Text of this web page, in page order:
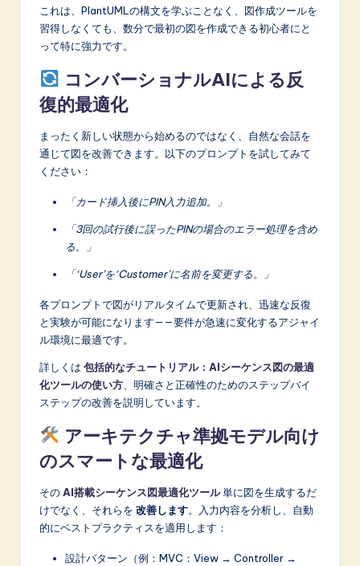
これは、PlantUMLの構文を学ぶことなく、図作成ツールを
習得しなくても、数分で最初の図を作成できる初心者にと
って特に強力です。
コンバーショナルAIによる反
復的最適化
まったく新しい状態から始めるのではなく、自然な会話を
通じて図を改善できます。以下のプロンプトを試してみて
ください：
「カード挿入後にPIN入力追加。」
「3回の試行後に誤ったPINの場合のエラー処理を含め
る。」
「‘User’を‘Customer’に名前を変更する。」
各プロンプトで図がリアルタイムで更新され、迅速な反復
と実験が可能になります——要件が急速に変化するアジャイ
ル環境に最適です。
詳しくは 包括的なチュートリアル：AIシーケンス図の最適
化ツールの使い方 、明確さと正確性のためのステップバイ
ステップの改善を説明しています。
アーキテクチャ準拠モデル向け
のスマートな最適化
そのAI搭載シーケンス図最適化ツール単に図を生成するだ
けでなく、それらを 改善します。入力内容を分析し、自動
的にベストプラクティスを適用します：
設計パターン（例：MVC：View → Controller →